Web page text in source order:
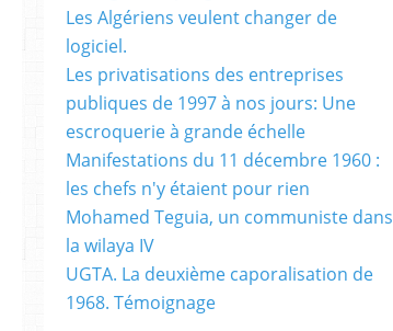
Les Algériens veulent changer de
logiciel.
Les privatisations des entreprises
publiques de 1997 à nos jours: Une
escroquerie à grande échelle
Manifestations du 11 décembre 1960 :
les chefs n'y étaient pour rien
Mohamed Teguia, un communiste dans
la wilaya IV
UGTA. La deuxième caporalisation de
1968. Témoignage